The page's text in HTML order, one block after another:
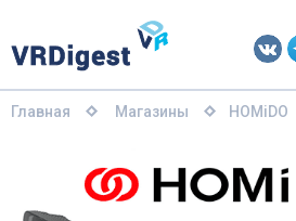
Главная Магазины HOMiDO